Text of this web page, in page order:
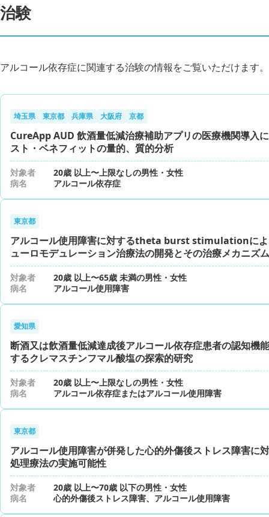
治験
アルコール依存症に関連する治験の情報をご覧いただけます。
埼玉県 東京都 兵庫県 大阪府 京都
CureApp AUD 飲酒量低減治療補助アプリの医療機関導入
スト・ベネフィットの量的、質的分析
対象者
20歳 以上〜上限なしの男性・女性
病名
アルコール依存症
東京都
アルコール使用障害に対するtheta burst stimulationによ
ューロモデュレーション治療法の開発とその治療メカニズ
対象者
20歳 以上〜65歳 未満の男性・女性
病名
アルコール使用障害
愛知県
断酒又は飲酒量低減達成後アルコール依存症患者の認知機
するクレマスチンフマル酸塩の探索的研究
対象者
20歳 以上〜上限なしの男性・女性
病名
アルコール依存症またはアルコール使用障害
東京都
アルコール使用障害が併発した心的外傷後ストレス障害に
処理療法の実施可能性
対象者
20歳 以上〜70歳 以下の男性・女性
病名
⼼的外傷後ストレス障害、アルコール使用障害